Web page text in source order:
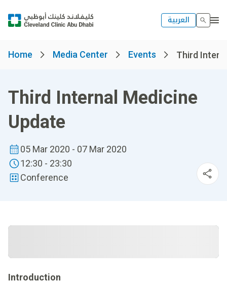
العربية
Home Media Center Events Third
Third Internal Medicine
Update
05 Mar 2020 - 07 Mar 2020
12:30 - 23:30
Conference
Introduction